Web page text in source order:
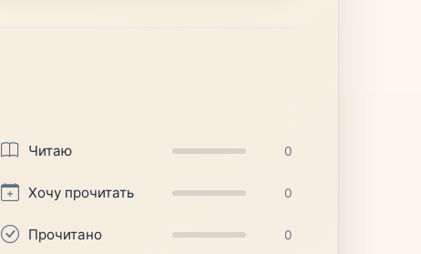
Читаю 0
Хочу прочитать 0
Прочитано 0